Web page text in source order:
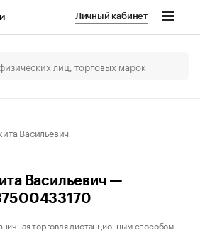
Личный кабинет
Васильевич
Васильевич —
торговля дистанционным способом